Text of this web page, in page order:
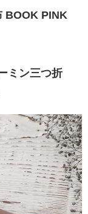
BOOK PINK
ミン三つ折